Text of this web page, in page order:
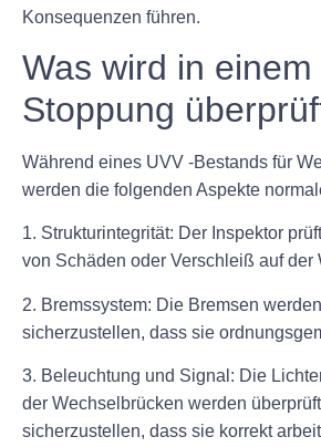
Konsequenzen führen.
Was wird in einem
Stoppung
Während eines UVV -Bestands für
werden die folgenden Aspekte
1. Strukturintegrität: Der Inspektor
von Schäden oder Verschleiß auf der
2. Bremssystem: Die Bremsen
sicherzustellen, dass sie
3. Beleuchtung und Signal: Die
der Wechselbrücken werden
sicherzustellen, dass sie korrekt